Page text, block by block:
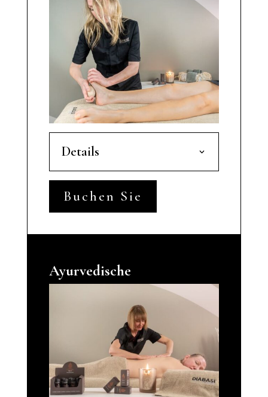
Details
Buchen Sie
Ayurvedische